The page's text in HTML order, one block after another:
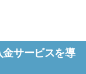
サービスを導